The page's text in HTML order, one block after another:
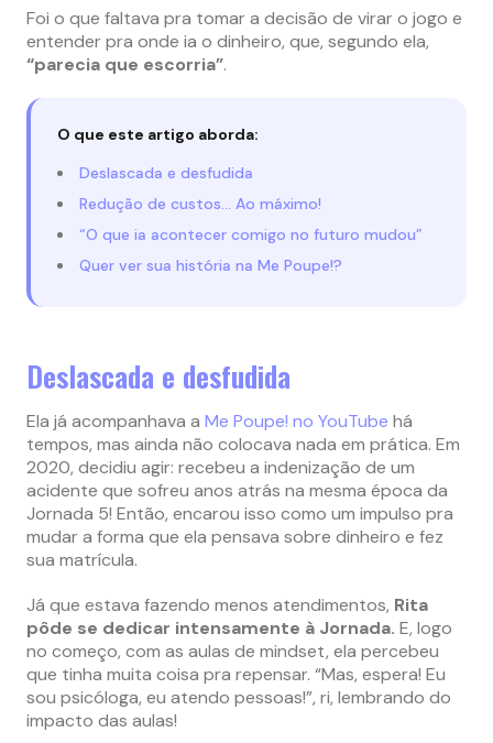
Foi o que faltava pra tomar a decisão de virar o jogo e
entender pra onde ia o dinheiro, que, segundo ela,
“parecia que escorria”.
O que este artigo aborda:
Deslascada e desfudida
Redução de custos… Ao máximo!
“O que ia acontecer comigo no futuro mudou”
Quer ver sua história na Me Poupe!?
Deslascada e desfudida
Ela já acompanhava a Me Poupe! no YouTube há
tempos, mas ainda não colocava nada em prática. Em
2020, decidiu agir: recebeu a indenização de um
acidente que sofreu anos atrás na mesma época da
Jornada 5! Então, encarou isso como um impulso pra
mudar a forma que ela pensava sobre dinheiro e fez
sua matrícula.
Já que estava fazendo menos atendimentos, Rita
pôde se dedicar intensamente à Jornada. E, logo
no começo, com as aulas de mindset, ela percebeu
que tinha muita coisa pra repensar. “Mas, espera! Eu
sou psicóloga, eu atendo pessoas!”, ri, lembrando do
impacto das aulas!